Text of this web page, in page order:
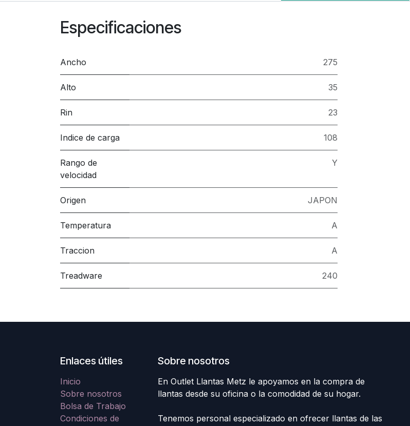
Especificaciones
Ancho 275
Alto 35
Rin 23
Indice de carga 108
Rango de
velocidad
Y
Origen JAPON
Temperatura A
Traccion A
Treadware 240
Enlaces útiles
Inicio
Sobre nosotros
Bolsa de Trabajo
Condiciones de
Sobre nosotros
En Outlet Llantas Metz le apoyamos en la compra de
llantas desde su oficina o la comodidad de su hogar.
Tenemos personal especializado en ofrecer llantas de las